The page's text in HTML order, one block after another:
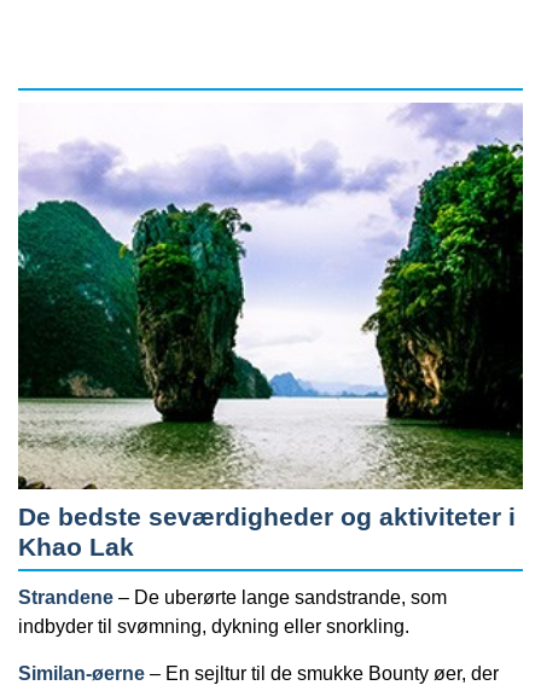
De bedste seværdigheder og aktiviteter i
Khao Lak
Strandene – De uberørte lange sandstrande, som
indbyder til svømning, dykning eller snorkling.
Similan-øerne – En sejltur til de smukke Bounty øer, der